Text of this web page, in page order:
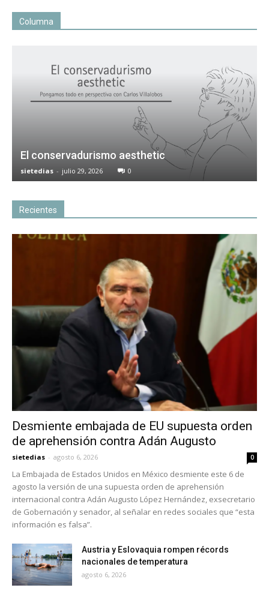
Columna
El conservadurismo aesthetic
sietedias - julio 29, 2026 0
Recientes
Desmiente embajada de EU supuesta orden
de aprehensión contra Adán Augusto
sietedias - agosto 6, 2026 0
La Embajada de Estados Unidos en México desmiente este 6 de
agosto la versión de una supuesta orden de aprehensión
internacional contra Adán Augusto López Hernández, exsecretario
de Gobernación y senador, al señalar en redes sociales que “esta
información es falsa”.
Austria y Eslovaquia rompen récords
nacionales de temperatura
agosto 6, 2026